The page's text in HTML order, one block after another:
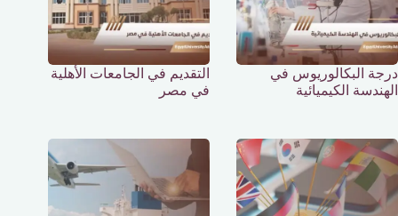
درجة البكالوريوس في
الهندسة الكيميائية
التقديم في الجامعات الأهلية
في مصر